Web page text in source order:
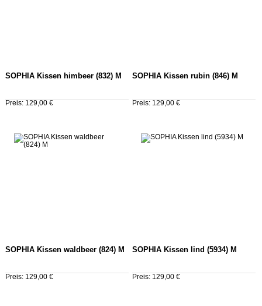
SOPHIA Kissen himbeer (832) M
Preis: 129,00 €
SOPHIA Kissen rubin (846) M
Preis: 129,00 €
SOPHIA Kissen waldbeer (824) M
Preis: 129,00 €
SOPHIA Kissen lind (5934) M
Preis: 129,00 €